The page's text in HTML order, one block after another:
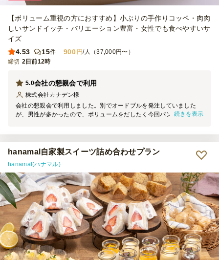
【ボリューム重視の方におすすめ】小ぶりの手作りコッペ・肉肉
しいサンドイッチ・バリエーション豊富・女性でも食べやすいサ
イズ
4.53
15件 900 円/人（37,000円〜）
締切 2日前12時
会社の懇親会で利用
5.0
株式会社カナデン様
会社の懇親会で利用しました。別でオードブルを発注していました
が、男性が多かったので、ボリュームをだしたく今回パンを追加で手
ゃれでした。また注文したいです。
続きを表示
hanamal自家製スイーツ詰め合わせプラン
hanamal(ハナマル)